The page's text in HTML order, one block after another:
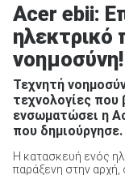
ΑΝΑΖΗΤΗΣΗ
Acer ebii:
ηλεκτρικό
νοημοσύνη!
Τεχνητή
τεχνολογίες που
ενσωματώσει η
που δημιούργησε.
Η κατασκευή ενός
παράξενη στην αρχή,